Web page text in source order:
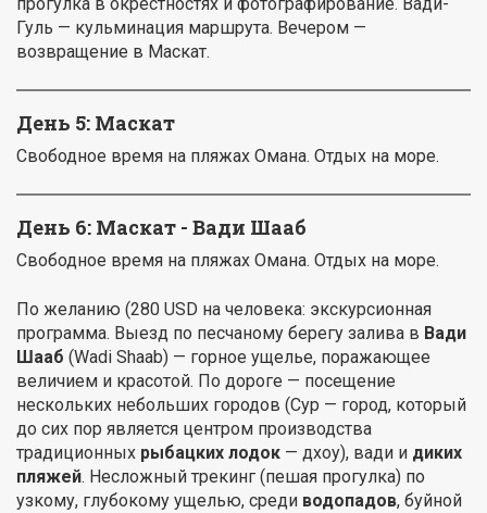
Гуль — кульминация маршрута. Вечером —
возвращение в Маскат.
День 5: Маскат
Свободное время на пляжах Омана. Отдых на море.
День 6: Маскат - Вади Шааб
Свободное время на пляжах Омана. Отдых на море.
По желанию (280 USD на человека: экскурсионная
программа. Выезд по песчаному берегу залива в Вади
Шааб (Wadi Shaab) — горное ущелье, поражающее
величием и красотой. По дороге — посещение
нескольких небольших городов (Сур — город, который
до сих пор является центром производства
традиционных рыбацких лодок — дхоу), вади и диких
пляжей. Несложный трекинг (пешая прогулка) по
узкому, глубокому ущелью, среди водопадов, буйной